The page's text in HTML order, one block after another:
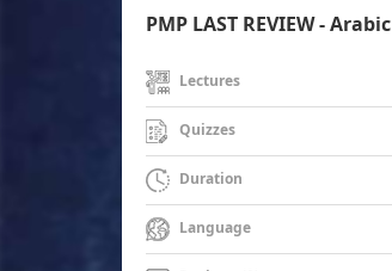
PMP LAST REVIEW - Arabic
Lectures
Quizzes
Duration
Language